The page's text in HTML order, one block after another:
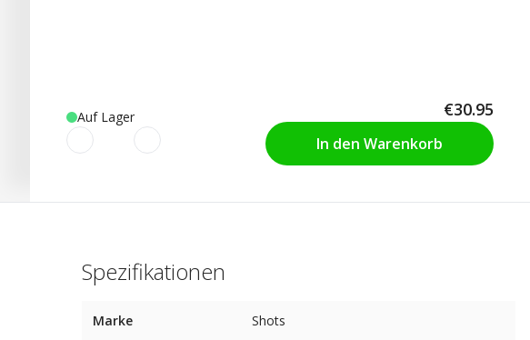
Auf Lager €30.95
In den Warenkorb
Spezifikationen
Marke Shots